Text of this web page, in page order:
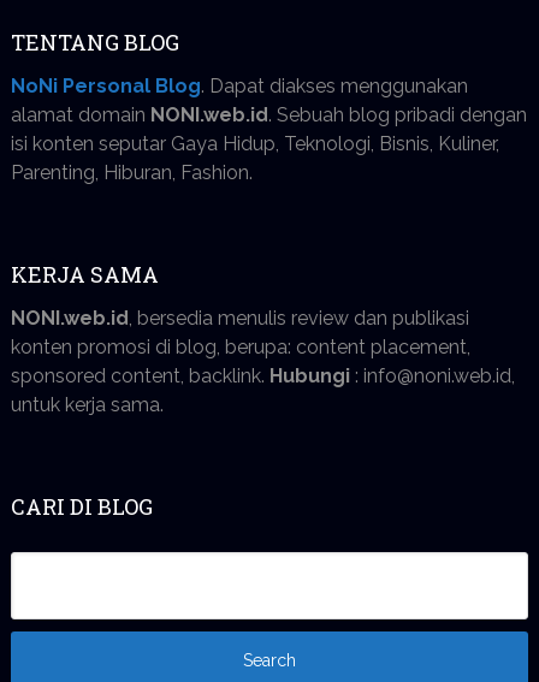
TENTANG BLOG
NoNi Personal Blog. Dapat diakses menggunakan
alamat domain NONI.web.id. Sebuah blog pribadi dengan
isi konten seputar Gaya Hidup, Teknologi, Bisnis, Kuliner,
Parenting, Hiburan, Fashion.
KERJA SAMA
NONI.web.id, bersedia menulis review dan publikasi
konten promosi di blog, berupa: content placement,
sponsored content, backlink. Hubungi: info@noni.web.id,
untuk kerja sama.
CARI DI BLOG